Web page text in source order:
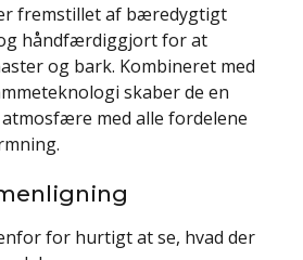
fremstillet af bæredygtigt
håndfærdiggjort for at
og bark. Kombineret med
skaber de en
med alle fordelene
for hurtigt at se, hvad der